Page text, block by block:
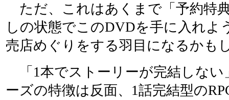
ただ、これはあくまで「予約特
しの状態でこのDVDを手に入れよ
売店めぐりをする羽目になるかも
「1本でストーリーが完結しない
ーズの特徴は反面、1話完結型の